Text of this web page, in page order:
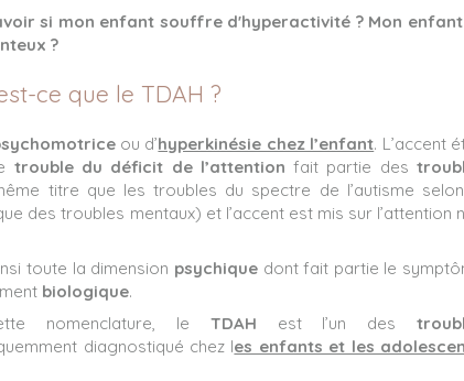
si mon enfant souffre d'hyperactivité ? Mon
?
ce que le TDAH ?
ou d’hyperkinésie chez l’enfant. L’accent
trouble du déficit de l’attention fait partie des
titre que les troubles du spectre de l’autisme
des troubles mentaux) et l’accent est mis sur l’attention
toute la dimension psychiquedont fait partie le
biologique.
nomenclature, le TDAH est l’un des
diagnostiqué chez les enfants et les